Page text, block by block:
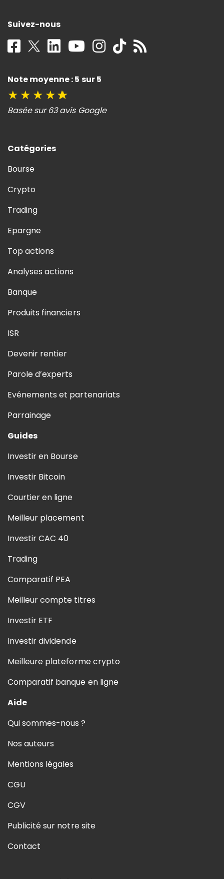
Suivez-nous
Note moyenne : 5 sur 5
★ ★ ★ ★★
Basée sur 63 avis Google
Catégories
Bourse
Crypto
Trading
Epargne
Top actions
Analyses actions
Banque
Produits financiers
ISR
Devenir rentier
Parole d’experts
Evénements et partenariats
Parrainage
Guides
Investir en Bourse
Investir Bitcoin
Courtier en ligne
Meilleur placement
Investir CAC 40
Trading
Comparatif PEA
Meilleur compte titres
Investir ETF
Investir dividende
Meilleure plateforme crypto
Comparatif banque en ligne
Aide
Qui sommes-nous ?
Nos auteurs
Mentions légales
CGU
CGV
Publicité sur notre site
Contact